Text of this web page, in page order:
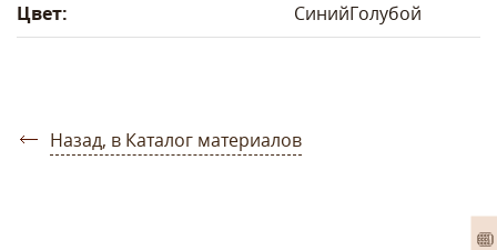
Цвет:
СинийГолубой
Назад, в Каталог материалов